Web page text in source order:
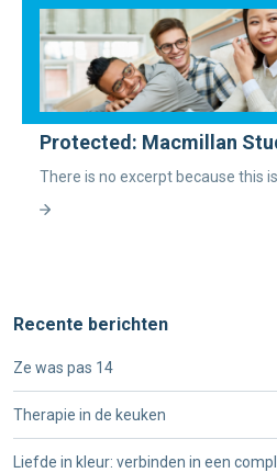
Protected: Macmillan
There is no excerpt because this
Recente berichten
Ze was pas 14
Therapie in de keuken
Liefde in kleur: verbinden in een